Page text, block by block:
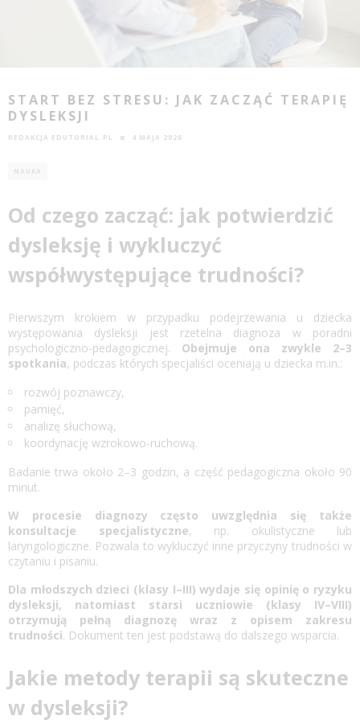
START BEZ STRESU: JAK ZACZĄĆ TERAPIĘ
DYSLEKSJI
REDAKCJA EDUTORIAL.PL 4 MAJA 2026
NAUKA
Od czego zacząć: jak potwierdzić
dysleksję i wykluczyć
współwystępujące trudności?
Pierwszym krokiem w przypadku podejrzewania u dziecka
występowania dysleksji jest rzetelna diagnoza w poradni
psychologiczno-pedagogicznej. Obejmuje ona zwykle 2–3
spotkania, podczas których specjaliści oceniają u dziecka m.in.:
rozwój poznawczy,
pamięć,
analizę słuchową,
koordynację wzrokowo-ruchową.
Badanie trwa około 2–3 godzin, a część pedagogiczna około 90
minut.
W procesie diagnozy często uwzględnia się także
konsultacje specjalistyczne, np. okulistyczne lub
laryngologiczne. Pozwala to wykluczyć inne przyczyny trudności w
czytaniu i pisaniu.
Dla młodszych dzieci (klasy I–III) wydaje się opinię o ryzyku
dysleksji, natomiast starsi uczniowie (klasy IV–VIII)
otrzymują pełną diagnozę wraz z opisem zakresu
trudności. Dokument ten jest podstawą do dalszego wsparcia.
Jakie metody terapii są skuteczne
w dysleksji?